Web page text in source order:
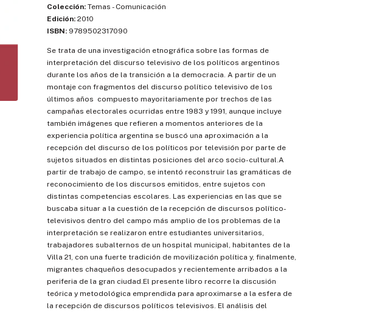
Colección: Temas - Comunicación
Edición: 2010
ISBN: 9789502317090
Se trata de una investigación etnográfica sobre las formas de
interpretación del discurso televisivo de los políticos argentinos
durante los años de la transición a la democracia. A partir de un
montaje con fragmentos del discurso político televisivo de los
últimos años  compuesto mayoritariamente por trechos de las
campañas electorales ocurridas entre 1983 y 1991, aunque incluye
también imágenes que refieren a momentos anteriores de la
experiencia política argentina se buscó una aproximación a la
recepción del discurso de los políticos por televisión por parte de
sujetos situados en distintas posiciones del arco socio-cultural.A
partir de trabajo de campo, se intentó reconstruir las gramáticas de
reconocimiento de los discursos emitidos, entre sujetos con
distintas competencias escolares. Las experiencias en las que se
buscaba situar a la cuestión de la recepción de discursos político-
televisivos dentro del campo más amplio de los problemas de la
interpretación se realizaron entre estudiantes universitarios,
trabajadores subalternos de un hospital municipal, habitantes de la
Villa 21, con una fuerte tradición de movilización política y, finalmente,
migrantes chaqueños desocupados y recientemente arribados a la
periferia de la gran ciudad.El presente libro recorre la discusión
teórica y metodológica emprendida para aproximarse a la esfera de
la recepción de discursos políticos televisivos. El análisis del